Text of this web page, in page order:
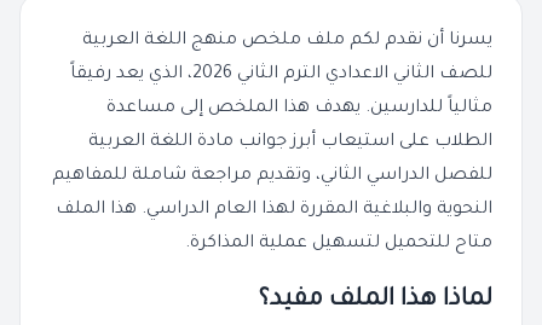
يسرنا أن نقدم لكم ملف ملخص منهج اللغة العربية
للصف الثاني الاعدادي الترم الثاني 2026، الذي يعد رفيقاً
مثالياً للدارسين. يهدف هذا الملخص إلى مساعدة
الطلاب على استيعاب أبرز جوانب مادة اللغة العربية
للفصل الدراسي الثاني، وتقديم مراجعة شاملة للمفاهيم
النحوية والبلاغية المقررة لهذا العام الدراسي. هذا الملف
متاح للتحميل لتسهيل عملية المذاكرة.
لماذا هذا الملف مفيد؟